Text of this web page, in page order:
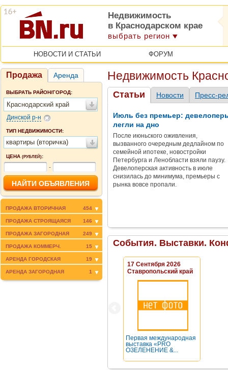
Недвижимость
в Краснодарском крае
выбрать регион
НОВОСТИ И СТАТЬИ ФОРУМ
Продажа Аренда
ВЫБРАТЬ РАЙОН/ГОРОД:
Краснодарский край
Динской р-н
ТИП НЕДВИЖИМОСТИ:
квартиры (вторичка)
ЦЕНА (РУБЛЕЙ):
-
ПРОДАЖА ВТОРИЧНАЯ 454
ПРОДАЖА СТРОЯЩАЯСЯ 146
ПРОДАЖА ЗАГОРОДНАЯ 249
ПРОДАЖА КОММЕРЧ. 15
АРЕНДА ГОРОДСКАЯ 19
АРЕНДА ЗАГОРОДНАЯ 1
Недвижимость
Статьи Новости Пресс-
Июль без премьер:
легли на дно
После июньского оживления,
вызванного очередным дедлайном по
семейной ипотеке, новостройки
Петербурга и Ленобласти взяли паузу.
Девелоперская активность в июле
снизилась до минимума, премьеры с
рынка вовсе пропали.
События. Выставки.
17 Сентября 2026
Ставропольский край
Первая международная
выставка «PRO
ОЗЕЛЕНЕНИЕ &...